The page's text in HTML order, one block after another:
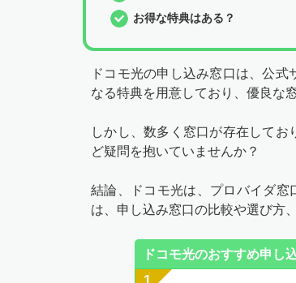
お得な特典はある？
ドコモ光の申し込み窓口は、公
なる特典を用意しており、優良な
しかし、数多く窓口が存在してお
ど疑問を抱いていませんか？
結論、ドコモ光は、プロバイダ窓
は、申し込み窓口の比較や選び方
ドコモ光のおすすめ申し